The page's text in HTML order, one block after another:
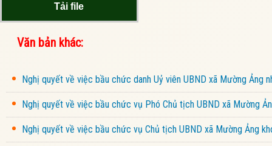
Tải file
Văn bản khác:
Nghị quyết về việc bầu chức danh Uỷ viên UBND xã Mường Ảng
Nghị quyết về việc bầu chức vụ Phó Chủ tịch UBND xã Mường
Nghị quyết về việc bầu chức vụ Chủ tịch UBND xã Mường Ảng